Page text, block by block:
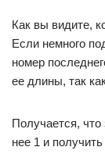
Как вы видите,
Если немного
номер
ее длины, так
Получается,
нее 1 и